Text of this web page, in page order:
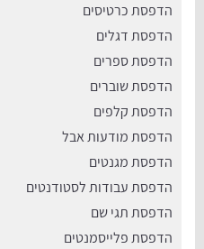
הדפסת כרטיסים
הדפסת דגלים
הדפסת ספרים
הדפסת שוברים
הדפסת קלפים
הדפסת מודעות אבל
הדפסת מגנטים
הדפסת עבודות לסטודנטים
הדפסת תגי שם
הדפסת פלייסמנטים